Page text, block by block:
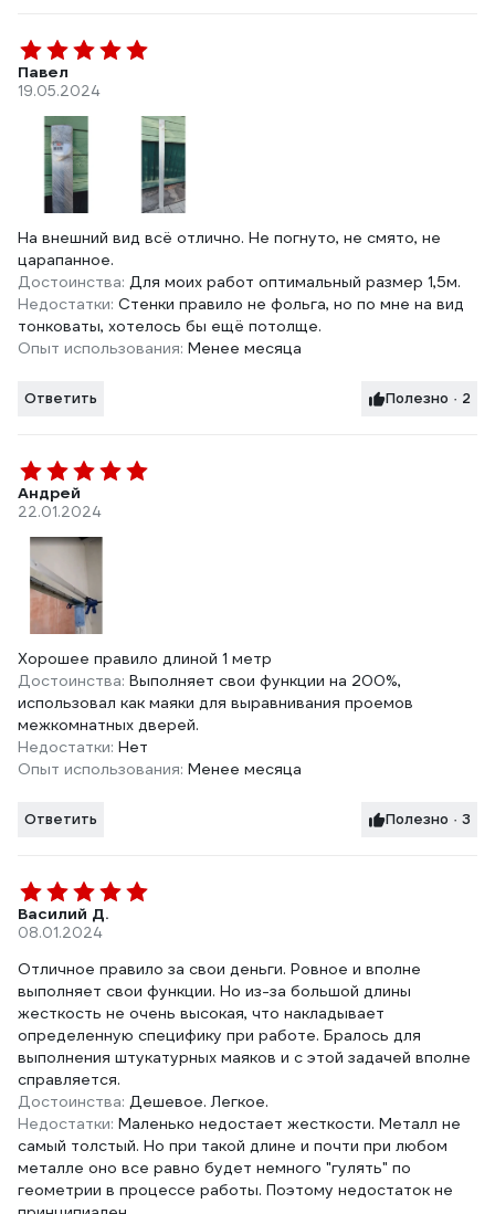
Павел
19.05.2024
На внешний вид всё отлично. Не погнуто, не смято, не
царапанное.
Достоинства: Для моих работ оптимальный размер 1,5м.
Недостатки: Стенки правило не фольга, но по мне на вид
тонковаты, хотелось бы ещё потолще.
Опыт использования: Менее месяца
Ответить Полезно · 2
Андрей
22.01.2024
Хорошее правило длиной 1 метр
Достоинства: Выполняет свои функции на 200%,
использовал как маяки для выравнивания проемов
межкомнатных дверей.
Недостатки: Нет
Опыт использования: Менее месяца
Ответить Полезно · 3
Василий Д.
08.01.2024
Отличное правило за свои деньги. Ровное и вполне
выполняет свои функции. Но из-за большой длины
жесткость не очень высокая, что накладывает
определенную специфику при работе. Бралось для
выполнения штукатурных маяков и с этой задачей вполне
справляется.
Достоинства: Дешевое. Легкое.
Недостатки: Маленько недостает жесткости. Металл не
самый толстый. Но при такой длине и почти при любом
металле оно все равно будет немного "гулять" по
геометрии в процессе работы. Поэтому недостаток не